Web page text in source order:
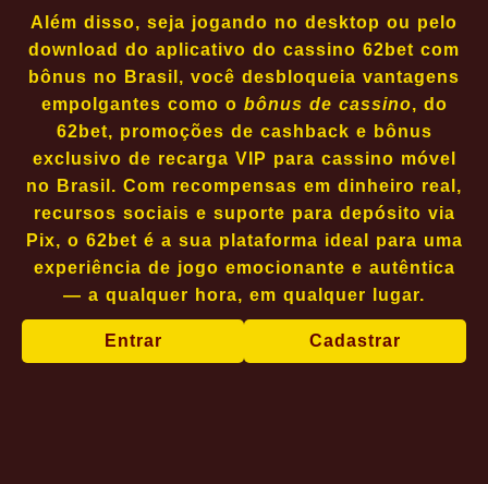
Além disso, seja jogando no desktop ou pelo
download do aplicativo do cassino 62bet com
bônus no Brasil, você desbloqueia vantagens
empolgantes como o bônus de cassino, do
62bet, promoções de cashback e bônus
exclusivo de recarga VIP para cassino móvel
no Brasil. Com recompensas em dinheiro real,
recursos sociais e suporte para depósito via
Pix, o 62bet é a sua plataforma ideal para uma
experiência de jogo emocionante e autêntica
— a qualquer hora, em qualquer lugar.
Entrar Cadastrar